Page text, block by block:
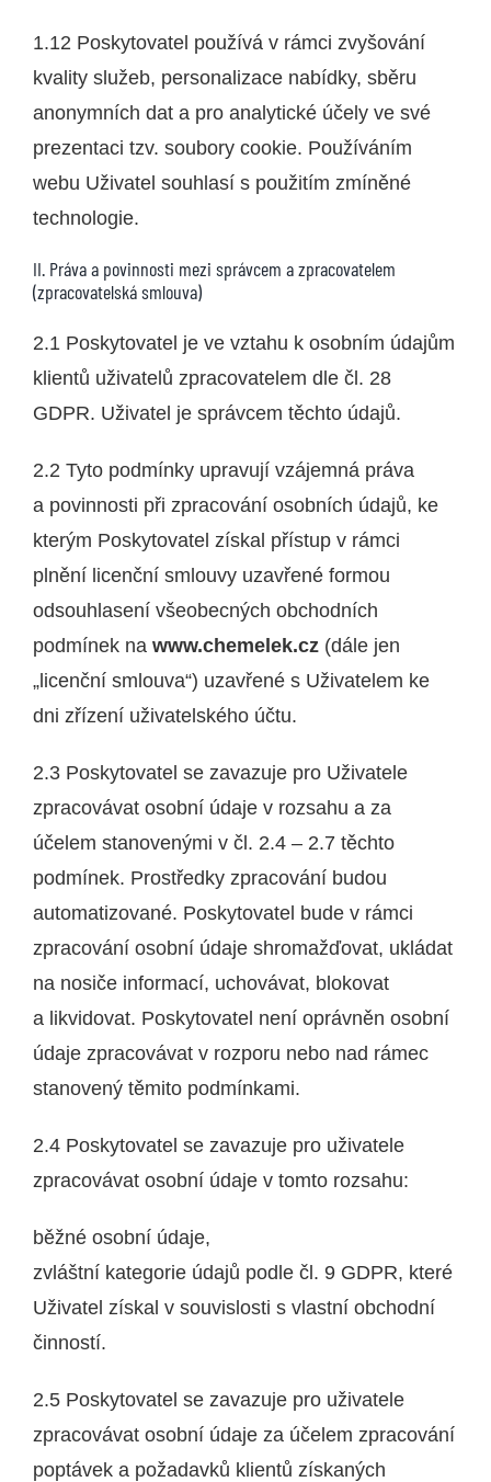
1.12 Poskytovatel používá v rámci zvyšování
kvality služeb, personalizace nabídky, sběru
anonymních dat a pro analytické účely ve své
prezentaci tzv. soubory cookie. Používáním
webu Uživatel souhlasí s použitím zmíněné
technologie.
II. Práva a povinnosti mezi správcem a zpracovatelem
(zpracovatelská smlouva)
2.1 Poskytovatel je ve vztahu k osobním údajům
klientů uživatelů zpracovatelem dle čl. 28
GDPR. Uživatel je správcem těchto údajů.
2.2 Tyto podmínky upravují vzájemná práva
a povinnosti při zpracování osobních údajů, ke
kterým Poskytovatel získal přístup v rámci
plnění licenční smlouvy uzavřené formou
odsouhlasení všeobecných obchodních
podmínek na www.chemelek.cz (dále jen
„licenční smlouva“) uzavřené s Uživatelem ke
dni zřízení uživatelského účtu.
2.3 Poskytovatel se zavazuje pro Uživatele
zpracovávat osobní údaje v rozsahu a za
účelem stanovenými v čl. 2.4 – 2.7 těchto
podmínek. Prostředky zpracování budou
automatizované. Poskytovatel bude v rámci
zpracování osobní údaje shromažďovat, ukládat
na nosiče informací, uchovávat, blokovat
a likvidovat. Poskytovatel není oprávněn osobní
údaje zpracovávat v rozporu nebo nad rámec
stanovený těmito podmínkami.
2.4 Poskytovatel se zavazuje pro uživatele
zpracovávat osobní údaje v tomto rozsahu:
běžné osobní údaje,
zvláštní kategorie údajů podle čl. 9 GDPR, které
Uživatel získal v souvislosti s vlastní obchodní
činností.
2.5 Poskytovatel se zavazuje pro uživatele
zpracovávat osobní údaje za účelem zpracování
poptávek a požadavků klientů získaných